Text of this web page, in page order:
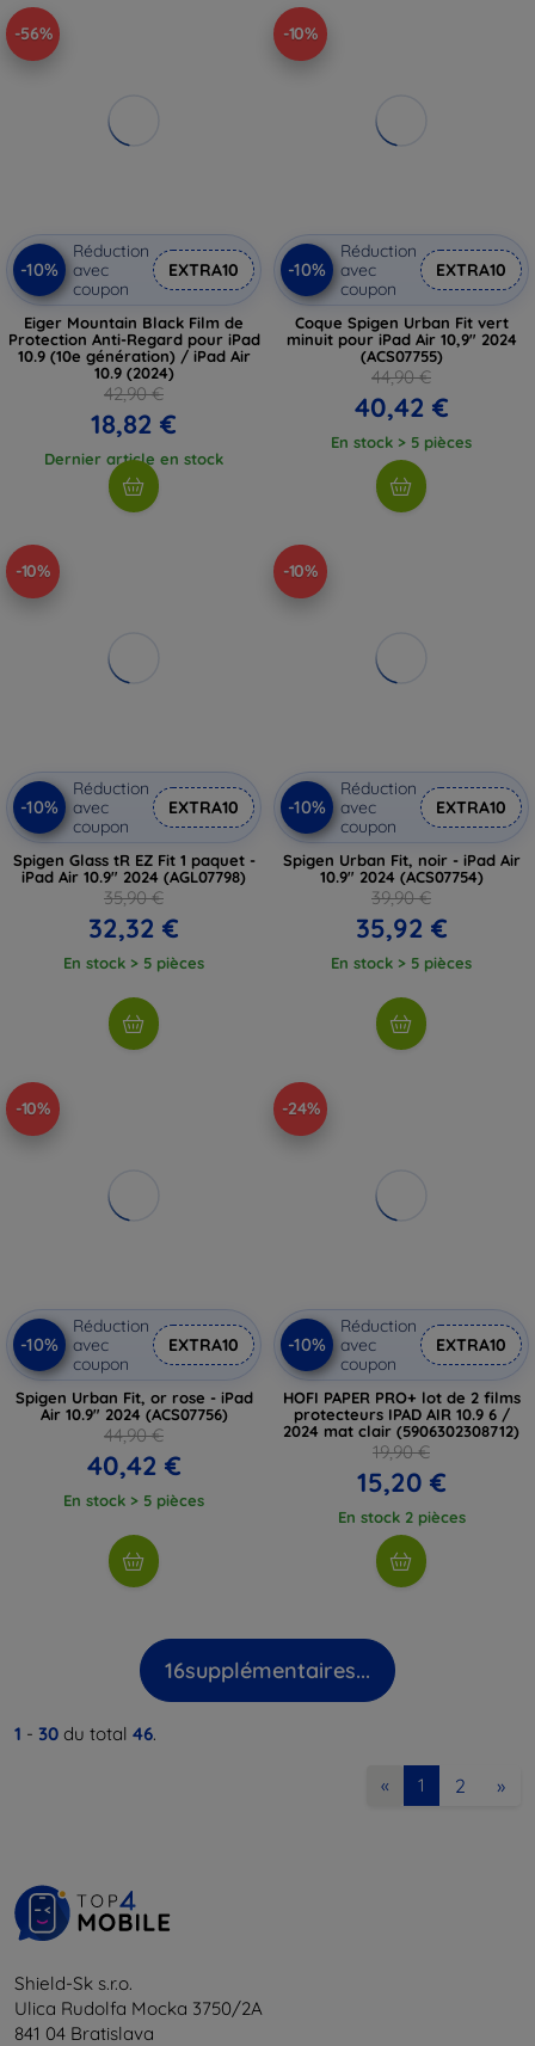
-56%
-10%
Réduction
avec
coupon
EXTRA10
Eiger Mountain Black Film de
Protection Anti-Regard pour iPad
10.9 (10e génération) / iPad Air
10.9 (2024)
42,90 €
18,82 €
Dernier article en stock
-10%
-10%
Réduction
avec
coupon
EXTRA10
Coque Spigen Urban Fit vert
minuit pour iPad Air 10,9" 2024
(ACS07755)
44,90 €
40,42 €
En stock > 5 pièces
-10%
-10%
Réduction
avec
coupon
EXTRA10
Spigen Glass tR EZ Fit 1 paquet -
iPad Air 10.9" 2024 (AGL07798)
35,90 €
32,32 €
En stock > 5 pièces
-10%
-10%
Réduction
avec
coupon
EXTRA10
Spigen Urban Fit, noir - iPad Air
10.9" 2024 (ACS07754)
39,90 €
35,92 €
En stock > 5 pièces
-10%
-10%
Réduction
avec
coupon
EXTRA10
Spigen Urban Fit, or rose - iPad
Air 10.9" 2024 (ACS07756)
44,90 €
40,42 €
En stock > 5 pièces
-24%
-10%
Réduction
avec
coupon
EXTRA10
HOFI PAPER PRO+ lot de 2 films
protecteurs IPAD AIR 10.9 6 /
2024 mat clair (5906302308712)
19,90 €
15,20 €
En stock 2 pièces
16supplémentaires...
1 - 30 du total 46.
« 1 2 »
Shield-Sk s.r.o.
Ulica Rudolfa Mocka 3750/2A
841 04 Bratislava